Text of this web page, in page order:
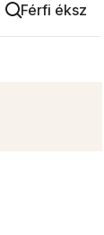
Férfi